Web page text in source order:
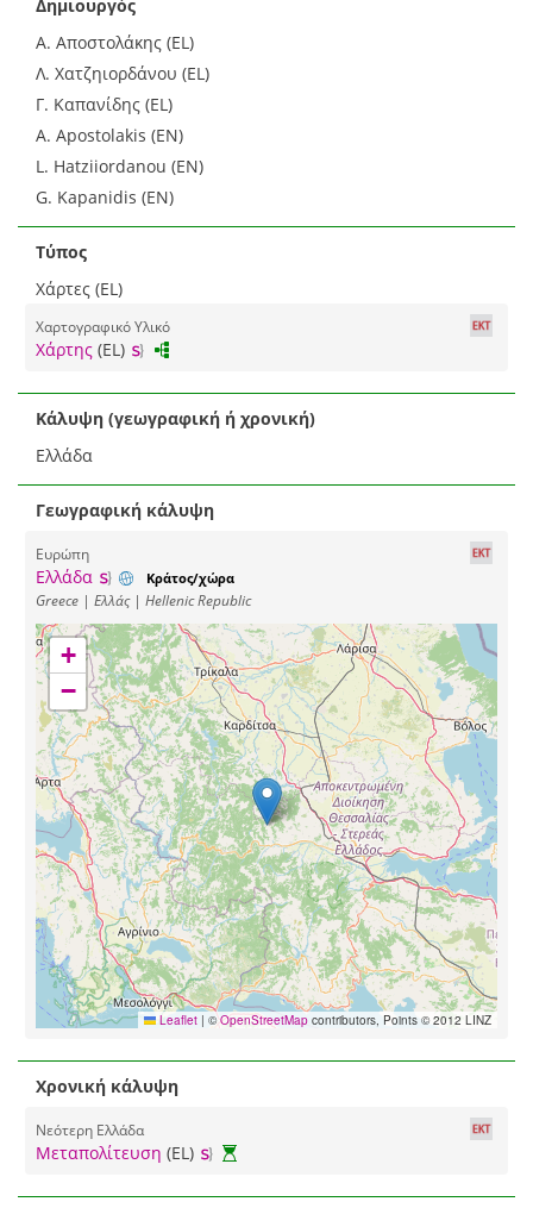
Δημιουργός
Α. Αποστολάκης (EL)
Λ. Χατζηιορδάνου (EL)
Γ. Καπανίδης (EL)
A. Apostolakis (EN)
L. Hatziiordanou (EN)
G. Kapanidis (EN)
Τύπος
Χάρτες (EL)
Χαρτογραφικό Υλικό
Χάρτης (EL)
Κάλυψη (γεωγραφική ή χρονική)
Ελλάδα
Γεωγραφική κάλυψη
Ευρώπη
Ελλάδα Κράτος/χώρα
Greece | Ελλάς | Hellenic Republic
+
−
Leaflet | ©OpenStreetMap contributors, Points © 2012 LINZ
Χρονική κάλυψη
Νεότερη Ελλάδα
Μεταπολίτευση (EL)